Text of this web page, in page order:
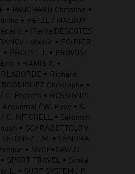
• PAUCHARD Christine •
• PETZL / MALGUY
• Pierre DESCOTES
Lubonir • POIRIER
J. • PROVOST
• RAMIS X. •
• Richard
Christophe •
C. Pedrotti • ROSSIGNOL
Arquemal / W. Rouy • S.
C. MITCHELL • Salomon
• SCARABOTTOLO V.
J.M. • SENDRA
• SNCF•CAV/JJ
SPORT TRAVEL • Sroka
L. • SURF SYSTEM / P.